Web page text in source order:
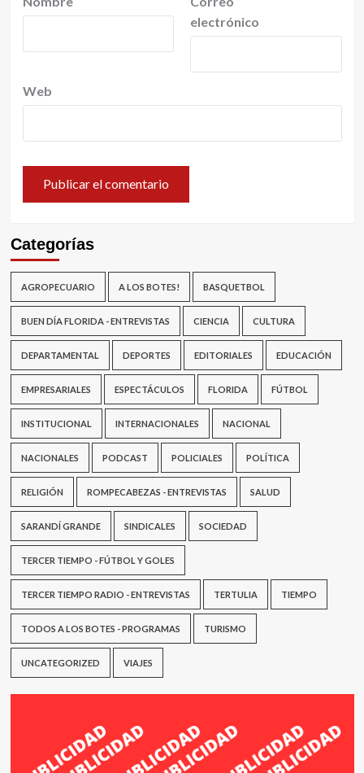
electrónico
Web
Categorías
AGROPECUARIO A LOS BOTES! BASQUETBOL
BUEN DÍA FLORIDA - ENTREVISTAS CIENCIA CULTURA
DEPARTAMENTAL DEPORTES EDITORIALES EDUCACIÓN
EMPRESARIALES ESPECTÁCULOS FLORIDA FÚTBOL
INSTITUCIONAL INTERNACIONALES NACIONAL
NACIONALES PODCAST POLICIALES POLÍTICA
RELIGIÓN ROMPECABEZAS - ENTREVISTAS SALUD
SARANDÍ GRANDE SINDICALES SOCIEDAD
TERCER TIEMPO - FÚTBOL Y GOLES
TERCER TIEMPO RADIO - ENTREVISTAS TERTULIA TIEMPO
TODOS A LOS BOTES - PROGRAMAS TURISMO
UNCATEGORIZED VIAJES